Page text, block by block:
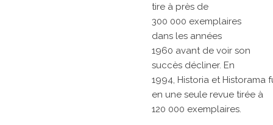
tire à près de
300 000 exemplaires
dans les années
1960 avant de voir son
succès décliner. En
1994, Historia et Historama
en une seule revue tirée à
120 000 exemplaires.